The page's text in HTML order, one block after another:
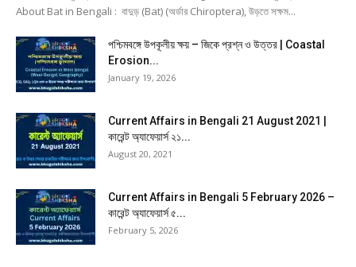
About Bat in Bengali : বাদুড় (Bat) (অর্ডার Chiroptera), উড়তে সক্ষম...
পশ্চিমবঙ্গে উপকূলীয় ক্ষয় – জিকে প্রশ্ন ও উত্তর | Coastal
Erosion...
January 19, 2026
Current Affairs in Bengali 21 August 2021 |
কারেন্ট অ্যাফেয়ার্স ২১...
August 20, 2021
Current Affairs in Bengali 5 February 2026 –
কারেন্ট অ্যাফেয়ার্স ৫...
February 5, 2026